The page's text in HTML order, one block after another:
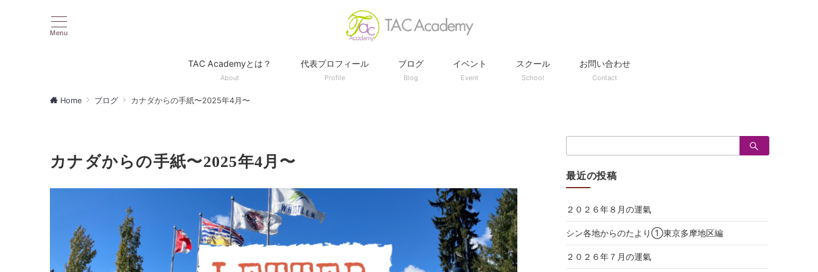
Menu
TAC Academyとは？
About
代表プロフィール
Profile
ブログ
Blog
イベント
Event
スクール
School
お問い合わせ
Contact
Home ブログ カナダからの手紙〜2025年4月〜
カナダからの手紙〜2025年4月〜
索：
最近の投稿
２０２６年８月の運氣
シン各地からのたより①東京多摩地区編
２０２６年７月の運氣